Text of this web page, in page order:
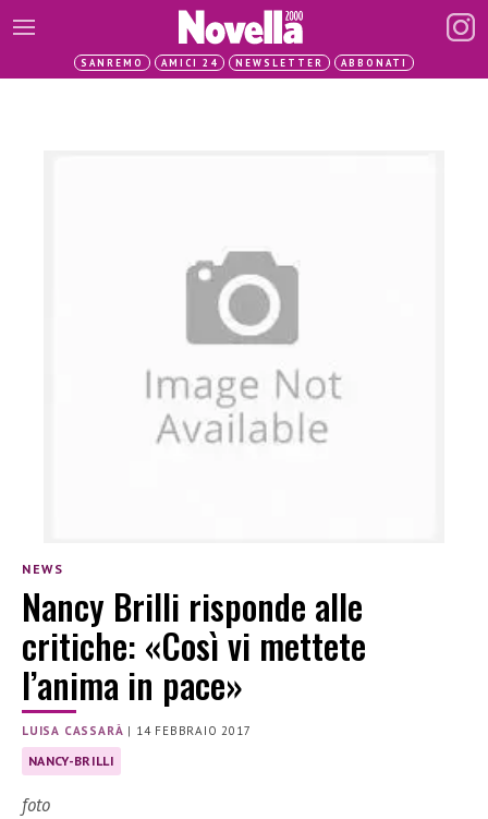
SANREMO AMICI 24 NEWSLETTER ABBONATI
NEWS
Nancy Brilli risponde alle
critiche: «Così vi mettete
l’anima in pace»
LUISA CASSARÀ | 14 FEBBRAIO 2017
NANCY-BRILLI
foto